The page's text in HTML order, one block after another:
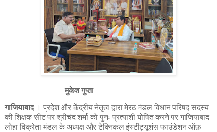
मुकेश गुप्ता
गाजियाबाद। प्रदेश और केंद्रीय नेतृत्व द्वारा मेरठ मंडल विधान परिषद सदस्य
की शिक्षक सीट पर श्रीचंद शर्मा को पुनः प्रत्याशी घोषित करने पर गाजियाबाद
लोहा विक्रेता मंडल के अध्यक्ष और टेक्निकल इंस्टीट्यूशंस फाउंडेशन ऑफ़